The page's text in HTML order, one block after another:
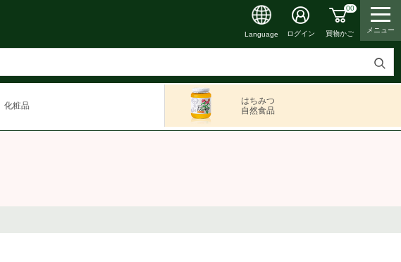
検
Language ログイン
00
買物かご メニュー
化粧品
はちみつ
自然食品